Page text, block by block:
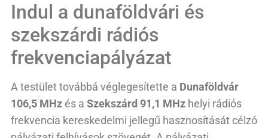
Indul a dunaföldvári és
szekszárdi rádiós
frekvenciapályázat
A testület továbbá véglegesítette a Dunaföldvár
106,5 MHz és a Szekszárd 91,1 MHz helyi rádiós
frekvencia kereskedelmi jellegű hasznosítását célzó